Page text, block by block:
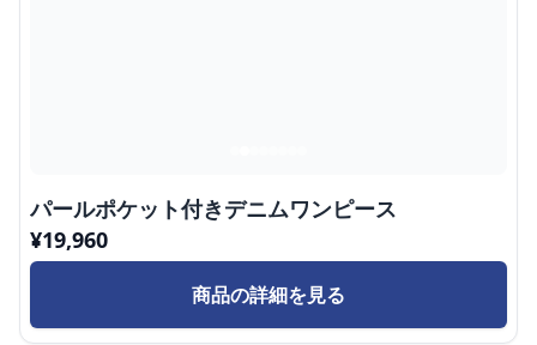
パールポケット付きデニムワンピース
¥19,960
商品の詳細を見る